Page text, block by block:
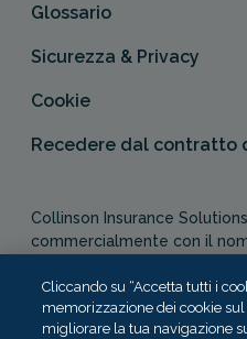
Glossario
Sicurezza & Privacy
Cookie
Recedere dal contratto
Collinson Insurance
commercialmente con il
Authority in qualità di
-Cap. 487). In Italia,
alla vigilanza dell’IVASS.
Cliccando su “Accetta tutti i
memorizzazione dei cookie sul
migliorare la tua navigazione